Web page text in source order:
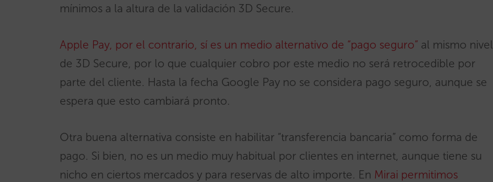
mínimos a la altura de la validación 3D Secure.
Apple Pay, por el contrario, sí es un medio alternativo de “pago seguro” al mismo nivel
de 3D Secure, por lo que cualquier cobro por este medio no será retrocedible por
parte del cliente. Hasta la fecha Google Pay no se considera pago seguro, aunque se
espera que esto cambiará pronto.
Otra buena alternativa consiste en habilitar “transferencia bancaria” como forma de
pago. Si bien, no es un medio muy habitual por clientes en internet, aunque tiene su
nicho en ciertos mercados y para reservas de alto importe. En Mirai permitimos